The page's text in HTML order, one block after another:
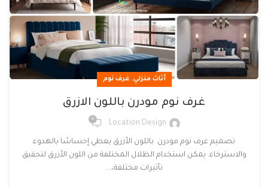
أثاث منزلي, غرف نوم
غرف نوم مودرن باللون الازرق
Location Design
0
تصميم غرف نوم مودرن باللون الأزرق يعطي إحساسًا بالهدوء
والاسترخاء. يمكن استخدام الظلال المختلفة من اللون الأزرق لتحقيق
تأثيرات مختلفة،...